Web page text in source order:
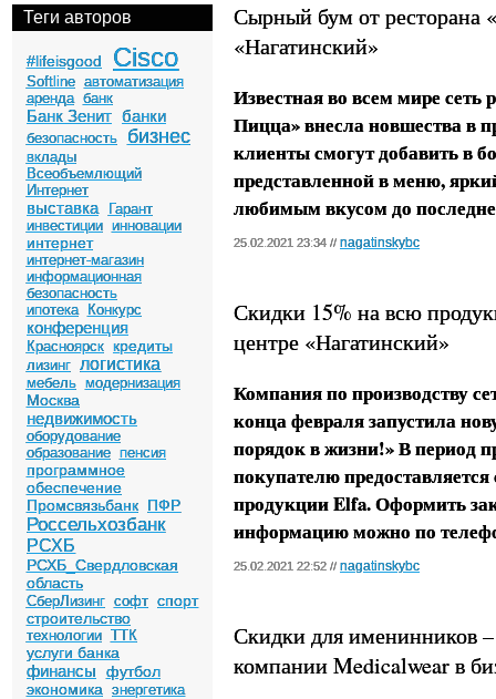
Теги авторов
#lifeisgood Cisco
Softline автоматизация
аренда банк
Банк Зенит банки
безопасность бизнес
вклады
Всеобъемлющий
Интернет
выставка
Гарант
инвестиции инновации
интернет
интернет-магазин
информационная
безопасность
ипотека
Конкурс
конференция
Красноярск кредиты
лизинг логистика
мебель модернизация
Москва
недвижимость
оборудование
образование пенсия
программное
обеспечение
Промсвязьбанк ПФР
Россельхозбанк
РСХБ
РСХБ_Свердловская
область
СберЛизинг софт спорт
строительство
технологии ТТК
услуги банка
финансы
футбол
экономика
энергетика
Сырный бум от ресторана
«Нагатинский»
Известная во всем мире сеть
Пицца» внесла новшества в
клиенты смогут добавить в
представленной в меню,
любимым вкусом до
25.02.2021 23:34 // nagatinskybc
Скидки 15% на всю
центре «Нагатинский»
Компания по производству
конца февраля запустила
порядок в жизни!» В период
покупателю
продукции Elfa. Оформить
информацию можно по
25.02.2021 22:52 // nagatinskybc
Скидки для именинников
компании Medicalwear в